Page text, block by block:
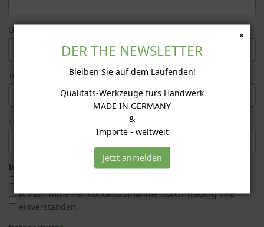
Unternehmen
Telefon
E-Mail
Ich habe interesse an:*
Ich bin mit einer Kontaktaufnahme durch Trading THE
einverstanden.
×
DER THE NEWSLETTER
Bleiben Sie auf dem Laufenden!
Qualitäts-Werkzeuge fürs Handwerk
MADE IN GERMANY
&
Importe - weltweit
Jetzt anmelden